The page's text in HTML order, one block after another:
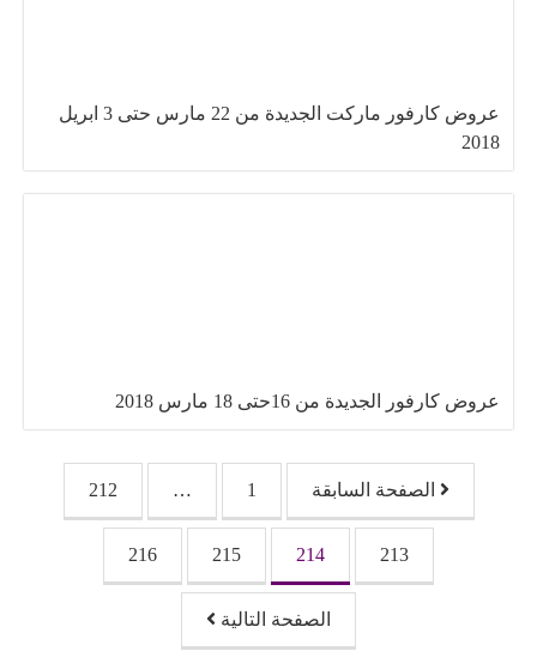
عروض كارفور ماركت الجديدة من 22 مارس حتى 3 ابريل
2018
عروض كارفور الجديدة من 16حتى 18 مارس 2018
تصفّح المقالات
الصفحة السابقة 1
…
212
213
214
215
216
الصفحة التالية